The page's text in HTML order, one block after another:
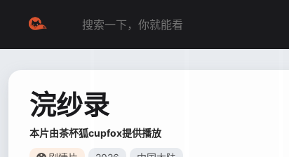
浣纱录
本片由茶杯狐cupfox提供播放